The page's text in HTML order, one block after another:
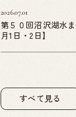
2026.07.01
第５０回沼沢湖水
月1日・2日】
すべて見る